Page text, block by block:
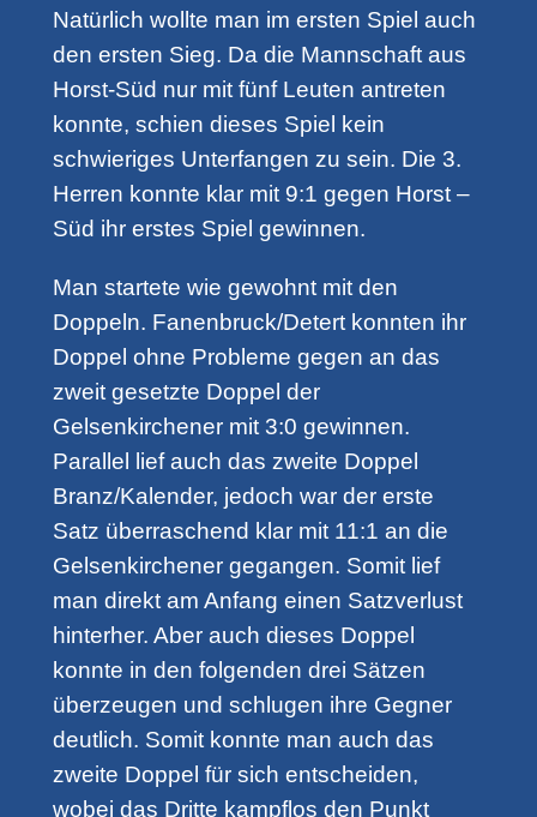
Natürlich wollte man im ersten Spiel auch
den ersten Sieg. Da die Mannschaft aus
Horst-Süd nur mit fünf Leuten antreten
konnte, schien dieses Spiel kein
schwieriges Unterfangen zu sein. Die 3.
Herren konnte klar mit 9:1 gegen Horst –
Süd ihr erstes Spiel gewinnen.
Man startete wie gewohnt mit den
Doppeln. Fanenbruck/Detert konnten ihr
Doppel ohne Probleme gegen an das
zweit gesetzte Doppel der
Gelsenkirchener mit 3:0 gewinnen.
Parallel lief auch das zweite Doppel
Branz/Kalender, jedoch war der erste
Satz überraschend klar mit 11:1 an die
Gelsenkirchener gegangen. Somit lief
man direkt am Anfang einen Satzverlust
hinterher. Aber auch dieses Doppel
konnte in den folgenden drei Sätzen
überzeugen und schlugen ihre Gegner
deutlich. Somit konnte man auch das
zweite Doppel für sich entscheiden,
wobei das Dritte kampflos den Punkt